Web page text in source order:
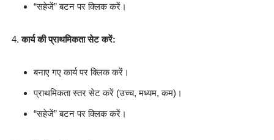
“सहेजें” बटन पर क्लिक करें।
कार्य की प्राथमिकता सेट करें:
बनाए गए कार्य पर क्लिक करें।
प्राथमिकता स्तर सेट करें (उच्च, मध्यम, कम)।
“सहेजें” बटन पर क्लिक करें।